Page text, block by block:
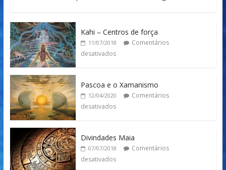
Kahi – Centros de força
11/07/2018
Comentários
desativados
Pascoa e o Xamanismo
12/04/2020
Comentários
desativados
Divindades Maia
07/07/2018
Comentários
desativados